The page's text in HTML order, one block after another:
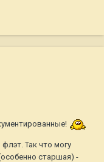
Так что могу
старшая) -